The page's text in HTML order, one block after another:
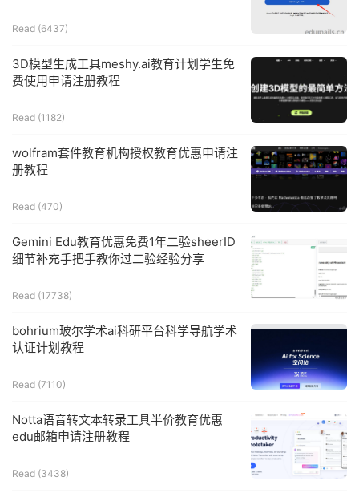
Read (6437)
3D模型生成工具meshy.ai教育计划学生免
费使用申请注册教程
Read (1182)
wolfram套件教育机构授权教育优惠申请注
册教程
Read (470)
Gemini Edu教育优惠免费1年二验sheerID
细节补充手把手教你过二验经验分享
Read (17738)
bohrium玻尔学术ai科研平台科学导航学术
认证计划教程
Read (7110)
Notta语音转文本转录工具半价教育优惠
edu邮箱申请注册教程
Read (3438)